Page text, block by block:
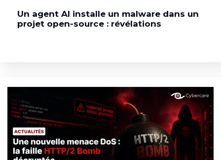
Un agent AI installe un malware dans un
projet open-source : révélations